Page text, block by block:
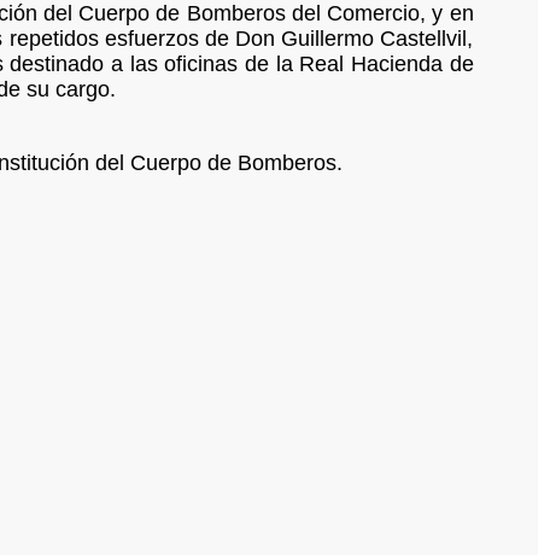
del Cuerpo de Bomberos del Comercio, y en
esfuerzos de Don Guillermo Castellvil,
a las oficinas de la Real Hacienda de
su cargo.
del Cuerpo de Bomberos.